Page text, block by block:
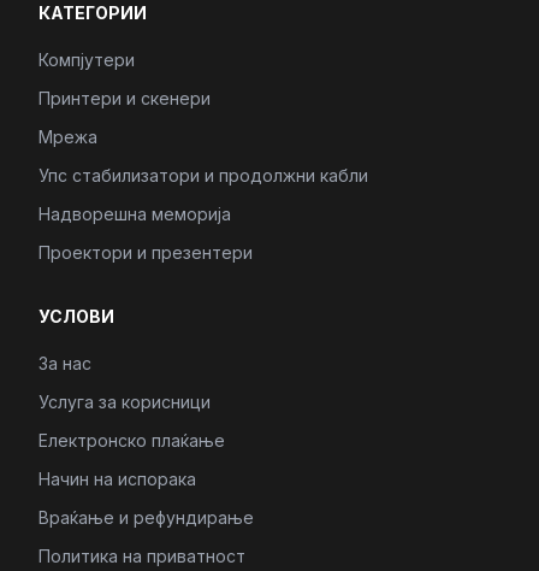
КАТЕГОРИИ
Компјутери
Принтери и скенери
Мрежа
Упс стабилизатори и продолжни кабли
Надворешна меморија
Проектори и презентери
УСЛОВИ
За нас
Услуга за корисници
Електронско плаќање
Начин на испорака
Враќање и рефундирање
Политика на приватност